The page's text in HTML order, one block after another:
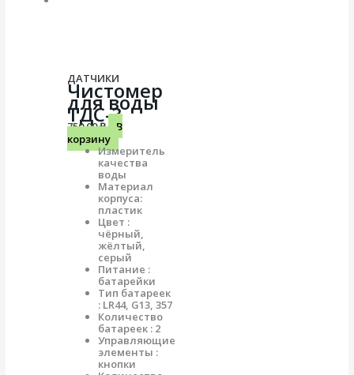
ДАТЧИКИ
Чистомер
для воды
ТДС-3
750.00₽
В
корзину
Измеритель
качества
воды
Материал
корпуса:
пластик
Цвет :
чёрный,
жёлтый,
серый
Питание :
батарейки
Тип батареек
: LR44, G13, 357
Количество
батареек : 2
Управляющие
элементы :
кнопки